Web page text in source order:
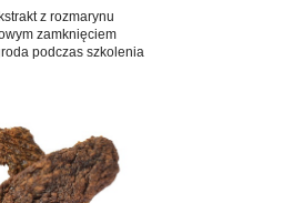
z rozmarynu
zamknięciem
podczas szkolenia